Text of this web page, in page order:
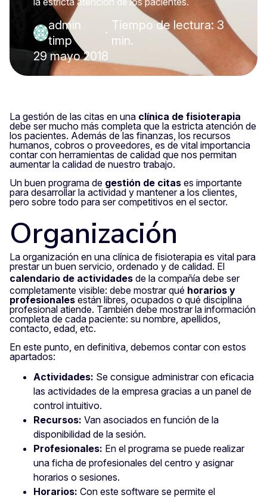
admin
timp
·
Tiempo de lectura: 3
min.
29 mayo 2018
La gestión de las citas en una clínica de fisioterapia
debe ser mucho más completa que la estricta atención de
los pacientes. Además de las finanzas, los recursos
humanos, cobros o proveedores, es de vital importancia
contar con herramientas de calidad que nos permitan
aumentar la calidad de nuestro trabajo.
Un buen programa de gestión de citas es importante
para desarrollar la actividad y mantener a los clientes,
pero sobre todo para ser competitivos en el sector.
Organización
La organización en una clínica de fisioterapia es vital para
prestar un buen servicio, ordenado y de calidad. El
calendario de actividades de la compañía debe ser
completamente visible: debe mostrar qué horarios y
profesionales están libres, ocupados o qué disciplina
profesional atiende. También debe mostrar la información
completa de cada paciente: su nombre, apellidos,
contacto, edad, etc.
En este punto, en definitiva, debemos contar con estos
apartados:
Actividades: Se consigue administrar con eficacia
las actividades de la empresa gracias a un panel de
control intuitivo.
Recursos: Van asociados en función de la
disponibilidad de la sesión.
Profesionales: En el programa se puede realizar
una ficha de profesionales del centro y asignar
horarios o sesiones.
Horarios: Con este software se permite el